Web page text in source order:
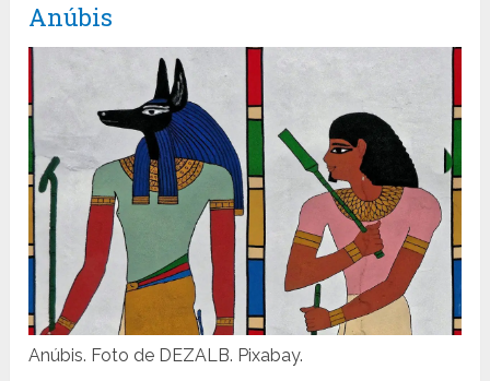
Anúbis
Anúbis. Foto de DEZALB. Pixabay.